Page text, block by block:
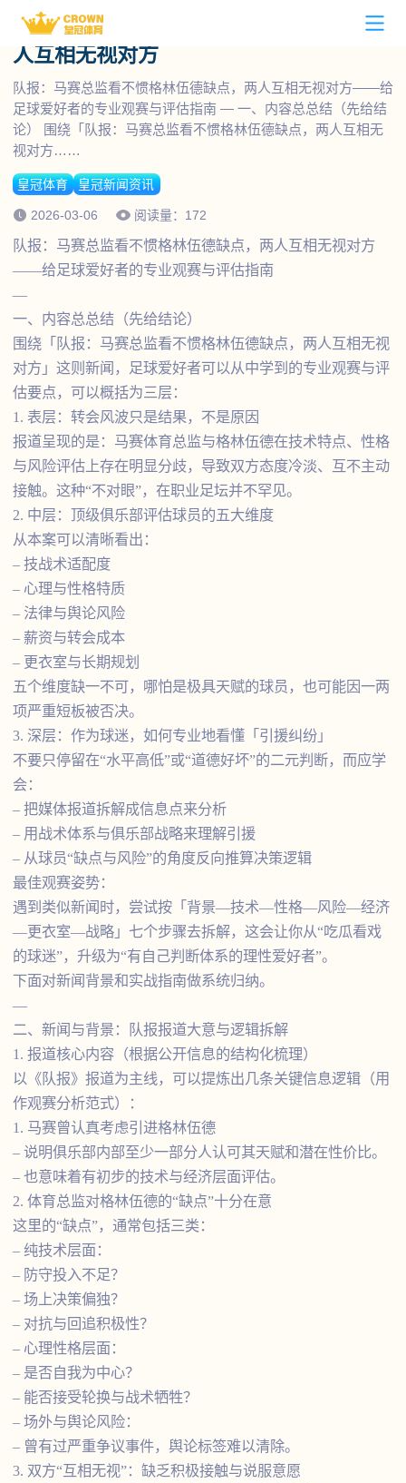
皇冠足球首页
皇冠足球下载
皇冠足球全站APP下载
皇冠足球APP下载
博彩平台推荐
代理合营招商
皇冠足球人才招聘
队报：马赛总监看不惯格林伍德缺点，两
人互相无视对方
队报：马赛总监看不惯格林伍德缺点，两人互相无视对方——给
足球爱好者的专业观赛与评估指南 — 一、内容总总结（先给结
论） 围绕「队报：马赛总监看不惯格林伍德缺点，两人互相无
视对方……
皇冠体育 皇冠新闻资讯
2026-03-06 阅读量：172
队报：马赛总监看不惯格林伍德缺点，两人互相无视对方
——给足球爱好者的专业观赛与评估指南
—
一、内容总总结（先给结论）
围绕「队报：马赛总监看不惯格林伍德缺点，两人互相无视
对方」这则新闻，足球爱好者可以从中学到的专业观赛与评
估要点，可以概括为三层：
1. 表层：转会风波只是结果，不是原因
报道呈现的是：马赛体育总监与格林伍德在技术特点、性格
与风险评估上存在明显分歧，导致双方态度冷淡、互不主动
接触。这种“不对眼”，在职业足坛并不罕见。
2. 中层：顶级俱乐部评估球员的五大维度
从本案可以清晰看出：
– 技战术适配度
– 心理与性格特质
– 法律与舆论风险
– 薪资与转会成本
– 更衣室与长期规划
五个维度缺一不可，哪怕是极具天赋的球员，也可能因一两
项严重短板被否决。
3. 深层：作为球迷，如何专业地看懂「引援纠纷」
不要只停留在“水平高低”或“道德好坏”的二元判断，而应学
会：
– 把媒体报道拆解成信息点来分析
– 用战术体系与俱乐部战略来理解引援
– 从球员“缺点与风险”的角度反向推算决策逻辑
最佳观赛姿势：
遇到类似新闻时，尝试按「背景—技术—性格—风险—经济
—更衣室—战略」七个步骤去拆解，这会让你从“吃瓜看戏
的球迷”，升级为“有自己判断体系的理性爱好者”。
下面对新闻背景和实战指南做系统归纳。
—
二、新闻与背景：队报报道大意与逻辑拆解
1. 报道核心内容（根据公开信息的结构化梳理）
以《队报》报道为主线，可以提炼出几条关键信息逻辑（用
作观赛分析范式）：
1. 马赛曾认真考虑引进格林伍德
– 说明俱乐部内部至少一部分人认可其天赋和潜在性价比。
– 也意味着有初步的技术与经济层面评估。
2. 体育总监对格林伍德的“缺点”十分在意
这里的“缺点”，通常包括三类：
– 纯技术层面：
– 防守投入不足？
– 场上决策偏独？
– 对抗与回追积极性？
– 心理性格层面：
– 是否自我为中心？
– 能否接受轮换与战术牺牲？
– 场外与舆论风险：
– 曾有过严重争议事件，舆论标签难以清除。
3. 双方“互相无视”：缺乏积极接触与说服意愿